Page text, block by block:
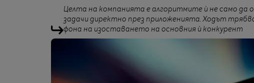
Целта на компанията е алгоритмите ѝ не само да
задачи директно през приложенията. Ходът
фона на изоставането на основния ѝ конкурент